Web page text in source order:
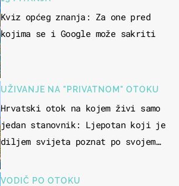
Kviz općeg znanja: Za one pred
kojima se i Google može sakriti
UŽIVANJE NA "PRIVATNOM" OTOKU
Hrvatski otok na kojem živi samo
jedan stanovnik: Ljepotan koji je
diljem svijeta poznat po svojem
VODIČ PO OTOKU